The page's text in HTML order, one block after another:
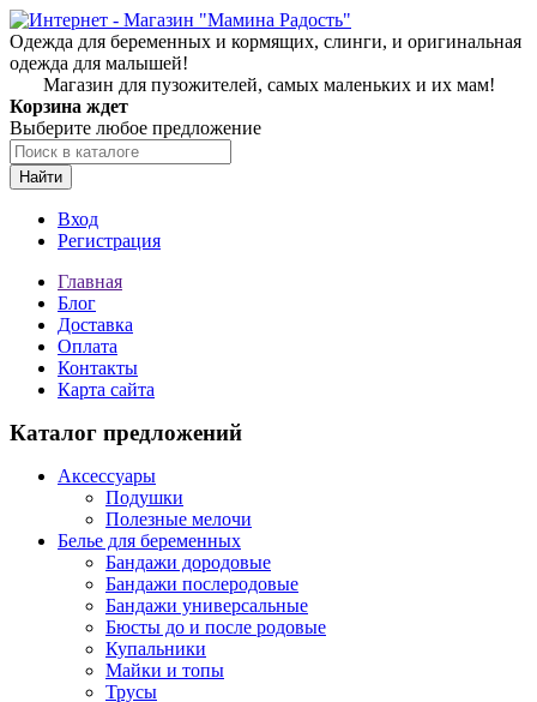
Одежда для беременных и кормящих, слинги, и оригинальная
одежда для малышей!
Магазин для пузожителей, самых маленьких и их мам!
Корзина ждет
Выберите любое предложение
Найти
Вход
Регистрация
Главная
Блог
Доставка
Оплата
Контакты
Карта сайта
Каталог предложений
Аксессуары
Подушки
Полезные мелочи
Белье для беременных
Бандажи дородовые
Бандажи послеродовые
Бандажи универсальные
Бюсты до и после родовые
Купальники
Майки и топы
Трусы